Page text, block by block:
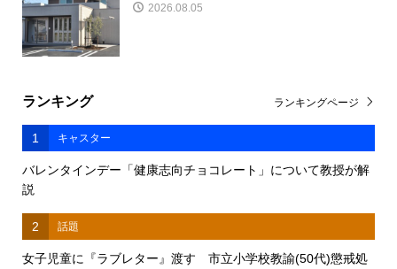
2026.08.05
ランキング
1 キャスター
バレンタインデー「健康志向チョコレート」について教授が解
説
2 話題
女子児童に『ラブレター』渡す 市立小学校教諭(50代)懲戒処
ランキングページ